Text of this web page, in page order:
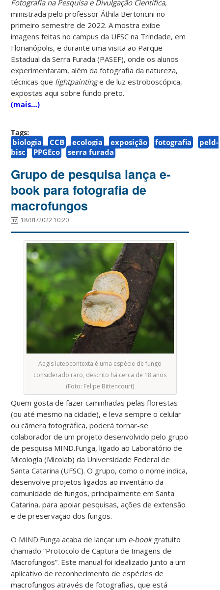
Fotografia na Pesquisa e Divulgação Científica,
ministrada pelo professor Áthila Bertoncini no
primeiro semestre de 2022. A mostra exibe
imagens feitas no campus da UFSC na Trindade, em
Florianópolis, e durante uma visita ao Parque
Estadual da Serra Furada (PASEF), onde os alunos
experimentaram, além da fotografia da natureza,
técnicas que lightpaintinge de luz estroboscópica,
expostas aqui sobre fundo preto.
(mais…)
Tags:
biologia
CCB ecologia exposição fotografia
peld-
bisc
PPGEco serra furada
Grupo de pesquisa lança e-
book para fotografia de
macrofungos
18/01/2022 10:20
Aegis luteocontexta é uma espécie de fungo
considerado raro, descrito há cerca de 18 anos
(Foto: Felipe Bittencourt)
Quem gosta de fazer caminhadas pelas florestas
(ou até mesmo na cidade), e leva sempre o celular
ou câmera fotográfica, poderá tornar-se
colaborador de um projeto desenvolvido pelo grupo
de pesquisa MIND.Funga, ligado ao Laboratório de
Micologia (Micolab) da Universidade Federal de
Santa Catarina (UFSC). O grupo, como o nome indica,
desenvolve projetos ligados ao inventário da
comunidade de fungos, principalmente em Santa
Catarina, para apoiar pesquisas, ações de extensão
e de preservação dos fungos.
O MIND.Funga acaba de lançar um e-bookgratuito
chamado “Protocolo de Captura de Imagens de
Macrofungos”. Este manual foi idealizado junto a um
aplicativo de reconhecimento de espécies de
macrofungos através de fotografias, que está